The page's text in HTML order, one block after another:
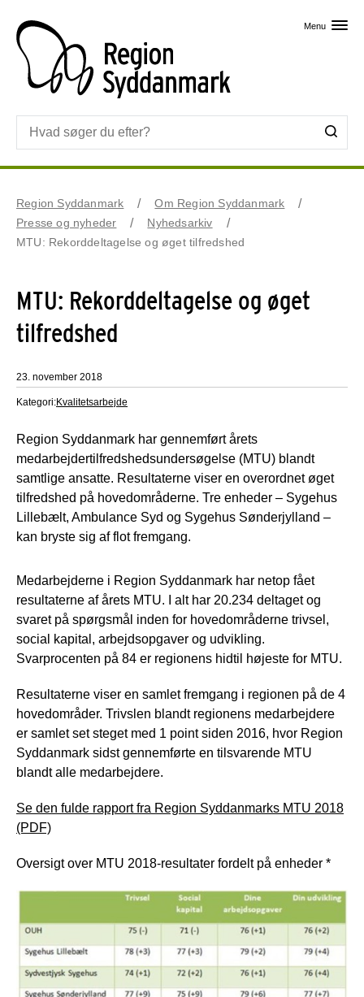
Menu
Region Syddanmark
Om Region Syddanmark
Presse og nyheder
Nyhedsarkiv
MTU: Rekorddeltagelse og øget tilfredshed
MTU: Rekorddeltagelse og øget
tilfredshed
23. november 2018
Kategori:Kvalitetsarbejde
Region Syddanmark har gennemført årets
medarbejdertilfredshedsundersøgelse (MTU) blandt
samtlige ansatte. Resultaterne viser en overordnet øget
tilfredshed på hovedområderne. Tre enheder – Sygehus
Lillebælt, Ambulance Syd og Sygehus Sønderjylland –
kan bryste sig af flot fremgang.
Medarbejderne i Region Syddanmark har netop fået
resultaterne af årets MTU. I alt har 20.234 deltaget og
svaret på spørgsmål inden for hovedområderne trivsel,
social kapital, arbejdsopgaver og udvikling.
Svarprocenten på 84 er regionens hidtil højeste for MTU.
Resultaterne viser en samlet fremgang i regionen på de 4
hovedområder. Trivslen blandt regionens medarbejdere
er samlet set steget med 1 point siden 2016, hvor Region
Syddanmark sidst gennemførte en tilsvarende MTU
blandt alle medarbejdere.
Se den fulde rapport fra Region Syddanmarks MTU 2018
(PDF)
Oversigt over MTU 2018-resultater fordelt på enheder *